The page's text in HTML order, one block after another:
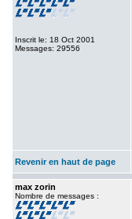
Inscrit le: 18 Oct 2001
Messages: 29556
Revenir en haut de page
max zorin
Nombre de messages :